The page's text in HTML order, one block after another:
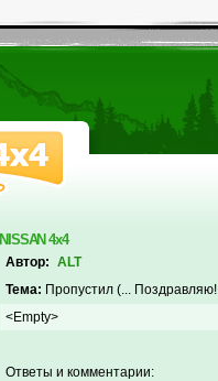
NISSAN 4x4
Автор: ALT
Тема: Пропустил (... Поздравляю!
<Empty>
Ответы и комментарии: